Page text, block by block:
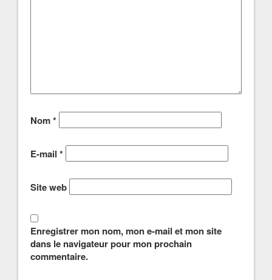
Nom*
E-mail *
Site web
Enregistrer mon nom, mon e-mail et mon site
dans le navigateur pour mon prochain
commentaire.